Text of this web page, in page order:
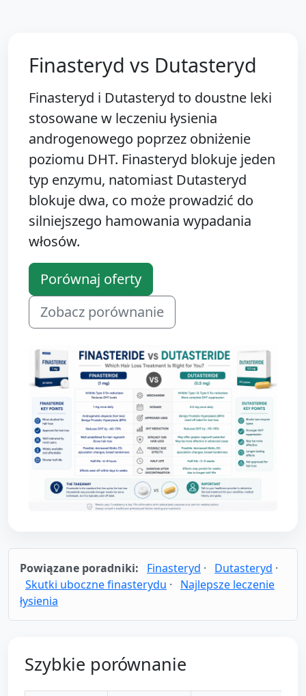
Finasteryd vs Dutasteryd
Finasteryd i Dutasteryd to doustne leki
stosowane w leczeniu łysienia
androgenowego poprzez obniżenie
poziomu DHT. Finasteryd blokuje jeden
typ enzymu, natomiast Dutasteryd
blokuje dwa, co może prowadzić do
silniejszego hamowania wypadania
włosów.
Porównaj oferty
Zobacz porównanie
Powiązane poradniki: Finasteryd · Dutasteryd ·
Skutki uboczne finasterydu ·
Najlepsze leczenie
łysienia
Szybkie porównanie